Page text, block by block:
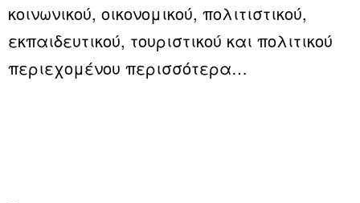
κοινωνικού, οικονομικού, πολιτιστικού,
εκπαιδευτικού, τουριστικού και πολιτικού
περιεχομένου περισσότερα…